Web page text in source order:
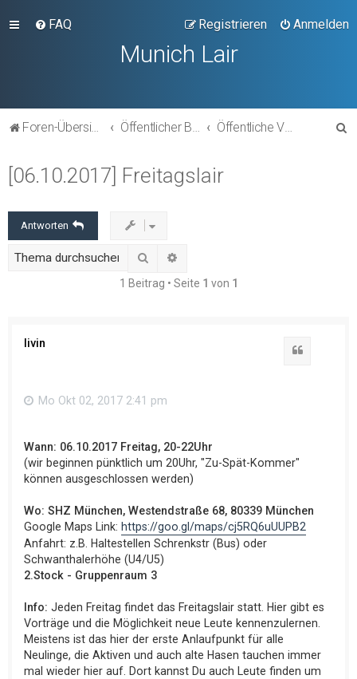
FAQ Anmelden
Registrieren
Munich Lair
Foren-Übersicht Öffentlicher Bereich Öffentliche Veranstaltungen
[06.10.2017] Freitagslair
Antworten
Suche
1 Beitrag • Seite 1 von 1
livin
Mo Okt 02, 2017 2:41 pm
Wann: 06.10.2017 Freitag, 20-22Uhr
(wir beginnen pünktlich um 20Uhr, "Zu-Spät-Kommer"
können ausgeschlossen werden)
Wo: SHZ München, Westendstraße 68, 80339 München
Google Maps Link: https://goo.gl/maps/cj5RQ6uUUPB2
Anfahrt: z.B. Haltestellen Schrenkstr (Bus) oder
Schwanthalerhöhe (U4/U5)
2.Stock - Gruppenraum 3
Info: Jeden Freitag findet das Freitagslair statt. Hier gibt es
Vorträge und die Möglichkeit neue Leute kennenzulernen.
Meistens ist das hier der erste Anlaufpunkt für alle
Neulinge, die Aktiven und auch alte Hasen tauchen immer
mal wieder hier auf. Dort kannst Du auch Leute finden um